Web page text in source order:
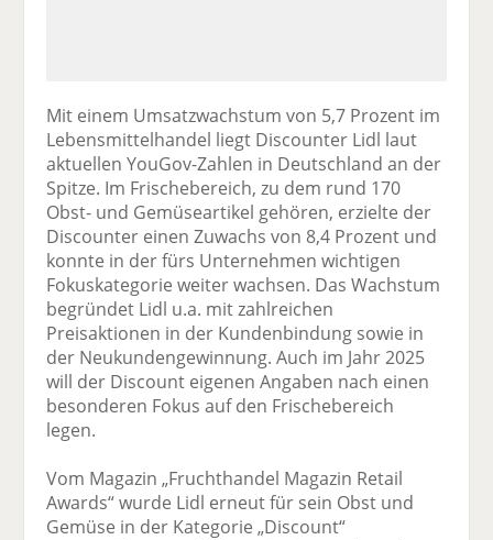
Mit einem Umsatzwachstum von 5,7 Prozent im
Lebensmittelhandel liegt Discounter Lidl laut
aktuellen YouGov-Zahlen in Deutschland an der
Spitze. Im Frischebereich, zu dem rund 170
Obst- und Gemüseartikel gehören, erzielte der
Discounter einen Zuwachs von 8,4 Prozent und
konnte in der fürs Unternehmen wichtigen
Fokuskategorie weiter wachsen. Das Wachstum
begründet Lidl u.a. mit zahlreichen
Preisaktionen in der Kundenbindung sowie in
der Neukundengewinnung. Auch im Jahr 2025
will der Discount eigenen Angaben nach einen
besonderen Fokus auf den Frischebereich
legen.
Vom Magazin „Fruchthandel Magazin Retail
Awards“ wurde Lidl erneut für sein Obst und
Gemüse in der Kategorie „Discount“